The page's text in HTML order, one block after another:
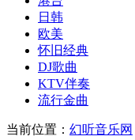
日韩
欧美
怀旧经典
DJ歌曲
KTV伴奏
流行金曲
当前位置： 幻听音乐网